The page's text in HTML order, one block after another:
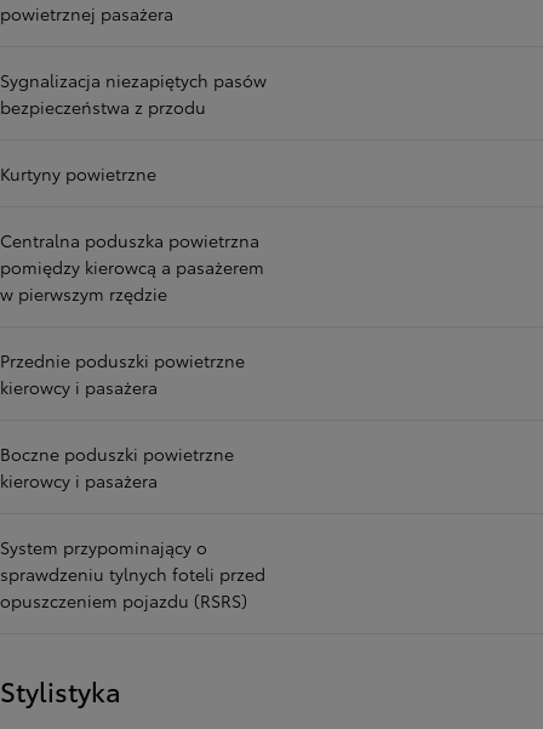
powietrznej pasażera
Sygnalizacja niezapiętych pasów
bezpieczeństwa z przodu
Kurtyny powietrzne
Centralna poduszka powietrzna
pomiędzy kierowcą a pasażerem
w pierwszym rzędzie
Przednie poduszki powietrzne
kierowcy i pasażera
Boczne poduszki powietrzne
kierowcy i pasażera
System przypominający o
sprawdzeniu tylnych foteli przed
opuszczeniem pojazdu (RSRS)
Stylistyka